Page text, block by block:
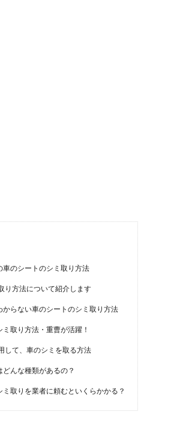
ノーマルタイヤで雪道を走行する場合
雪が降らない地域から降る地域への転勤となる
と、雪道での車の運転が心配になる人も多いでし
ょう。...
車内のライトをつけたまま走るのは違
反？走行中の室内灯
車内のライトを点けたまま走行するのは違反にな
るのでしょうか？小さい頃、車内のライトを点け
車のシートのシミ取り方法
り方法について紹介します
からない車のシートのシミ取り方法
取り方法・重曹が活躍！
して、車のシミを取る方法
んな種類があるの？
ミ取りを業者に頼むといくらかかる？